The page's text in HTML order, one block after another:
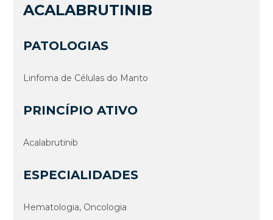
ACALABRUTINIB
PATOLOGIAS
Linfoma de Células do Manto
PRINCÍPIO ATIVO
Acalabrutinib
ESPECIALIDADES
Hematologia, Oncologia